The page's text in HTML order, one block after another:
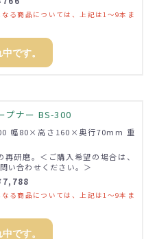
る商品については、上記は1～9本ま
です。
プナー BS-300
幅80×高さ160×奥行70mm 重
研磨。＜ご購入希望の場合は、
い合わせください。＞
7,788
る商品については、上記は1～9本ま
です。